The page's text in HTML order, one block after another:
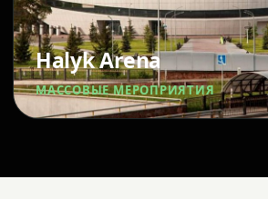
Halyk Arena
МАССОВЫЕ МЕРОПРИЯТИЯ